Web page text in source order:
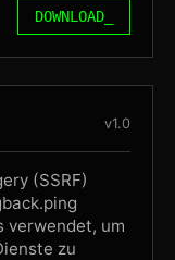
DOWNLOAD_
v1.0
(SSRF)
verwendet, um
zu